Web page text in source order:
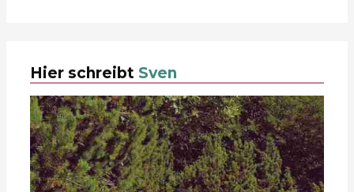
Hier schreibt Sven